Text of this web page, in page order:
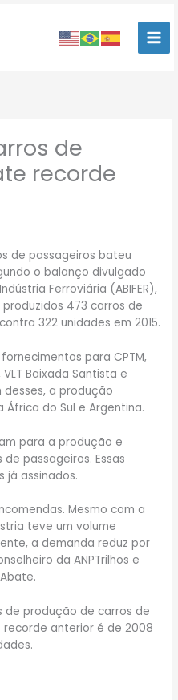
de
recorde
de passageiros bateu
o balanço divulgado
Ferroviária (ABIFER),
produzidos 473 carros de
322 unidades em 2015.
para CPTM,
Baixada Santista e
desses, a produção
do Sul e Argentina.
para a produção e
passageiros. Essas
já assinados.
Mesmo com a
teve um volume
a demanda reduz por
da ANPTrilhos e
de produção de carros de
recorde anterior é de 2008